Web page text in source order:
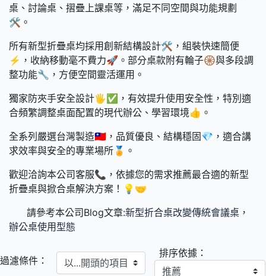
桌、討論桌、摺疊上課桌等，滿足不同空間與功能規劃
🛠️。
所有新型折疊桌均採用創新結構設計🛠️，組裝快速簡便
⚡，收納移動毫不費力🚀。部分桌款附有輪子🛞與多段調
整功能🔧，方便空間靈活運用。
獨家防夾手安全設計🖐️✅，有效提升使用安全性，特別適
合頻繁調整桌面配置的現代辦公、學習環境👍。
全系列嚴選台灣製造🇹🇼，品質優良、結構穩固💎，適合講
求效率與安全的專業場所🏅。
歡迎洽詢本公司客服📞，依據您的需求推薦最合適的新型
折疊桌與掀合桌解決方案！💡🤝
請參考本公司Blog文章:新型折合桌改變傳統會議桌，
辦公桌使用型態
過濾條件： 以...開頭的項目 排序依據：